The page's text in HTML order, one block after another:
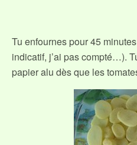
Tu enfournes pour 45
indicatif, j’ai pas compté…).
papier alu dès que les